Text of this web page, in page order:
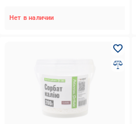
Нет в наличии